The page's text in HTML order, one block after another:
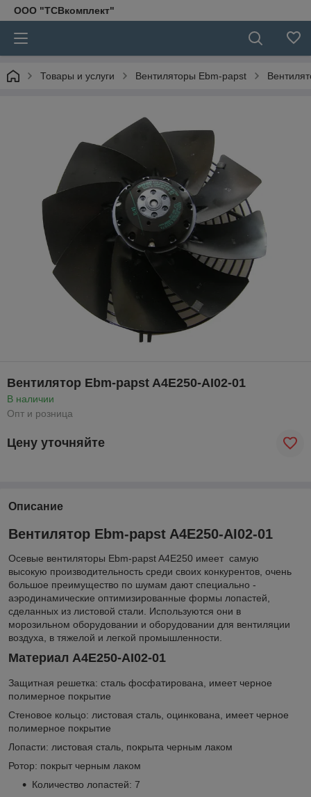
ООО "ТСВкомплект"
Товары и услуги Вентиляторы Ebm-papst
Вентилятор Ebm-papst A4E250-AI02-01
В наличии
Опт и розница
Цену уточняйте
Описание
Вентилятор Ebm-papst A4E250-AI02-01
Осевые вентиляторы Ebm-papst A4E250 имеет самую
высокую производительность среди своих конкурентов, очень
большое преимущество по шумам дают специально -
аэродинамические оптимизированные формы лопастей,
сделанных из листовой стали. Используются они в
морозильном оборудовании и оборудовании для вентиляции
воздуха, в тяжелой и легкой промышленности.
Материал A4E250-AI02-01
Защитная решетка: сталь фосфатирована, имеет черное
полимерное покрытие
Стеновое кольцо: листовая сталь, оцинкована, имеет черное
полимерное покрытие
Лопасти: листовая сталь, покрыта черным лаком
Ротор: покрыт черным лаком
Количество лопастей: 7